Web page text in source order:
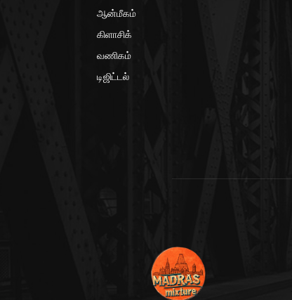
ஆன்மீகம்
கிளாசிக்
வணிகம்
டிஜிட்டல்